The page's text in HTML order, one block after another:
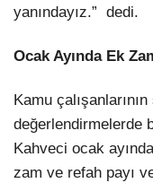
yanındayız.” dedi.
Ocak Ayında Ek
Kamu
değerlendirmelerde
Kahveci ocak
zam ve refah payı